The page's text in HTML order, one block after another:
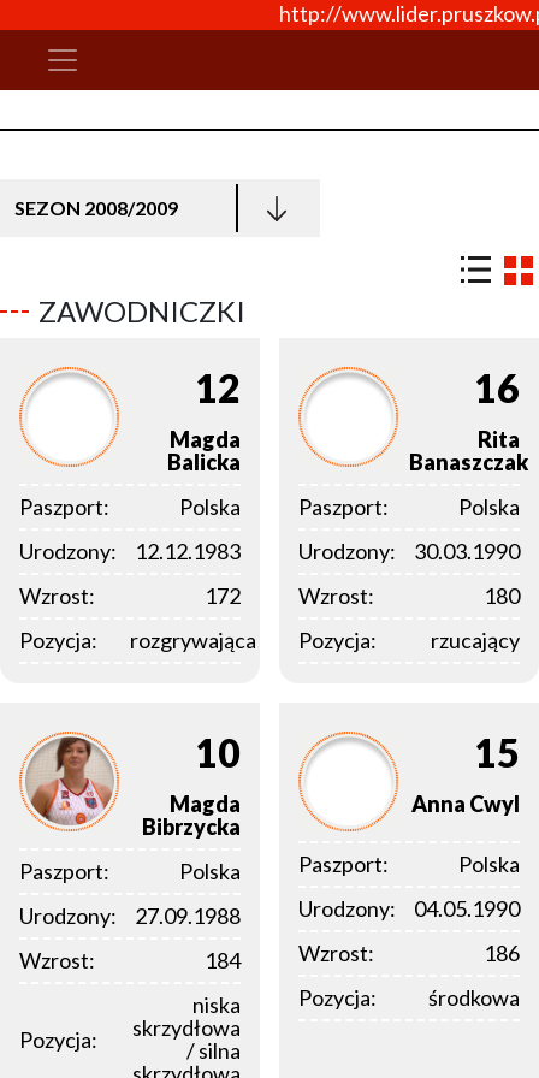
http://
SEZON 2008/2009
ZAWODNICZKI
12
Magda
Balicka
Paszport:
Polska
Urodzony:
12.12.1983
Wzrost:
172
Pozycja:
rozgrywająca
16
Rita
Banaszczak
Paszport:
Polska
Urodzony:
30.03.1990
Wzrost:
180
Pozycja:
rzucający
10
Magda
Bibrzycka
Paszport:
Polska
Urodzony:
27.09.1988
Wzrost:
184
Pozycja:
niska
skrzydłowa
/ silna
15
Anna Cwyl
Paszport:
Polska
Urodzony:
04.05.1990
Wzrost:
186
Pozycja:
środkowa